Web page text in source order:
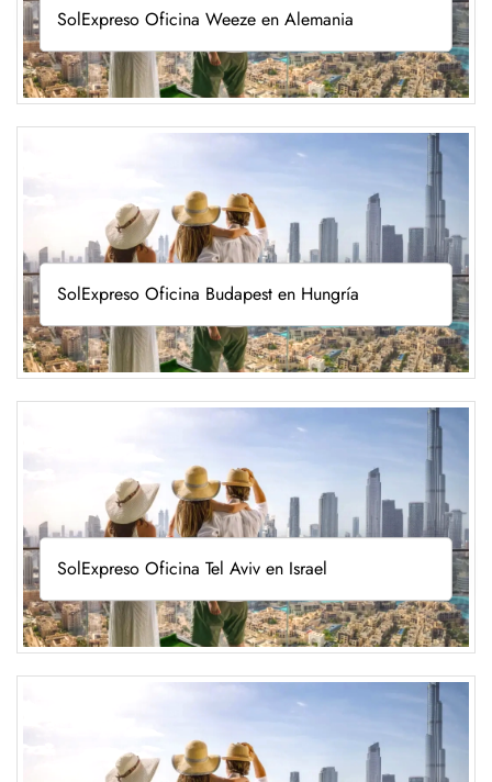
SolExpreso Oficina Weeze en Alemania
SolExpreso Oficina Budapest en Hungría
SolExpreso Oficina Tel Aviv en Israel